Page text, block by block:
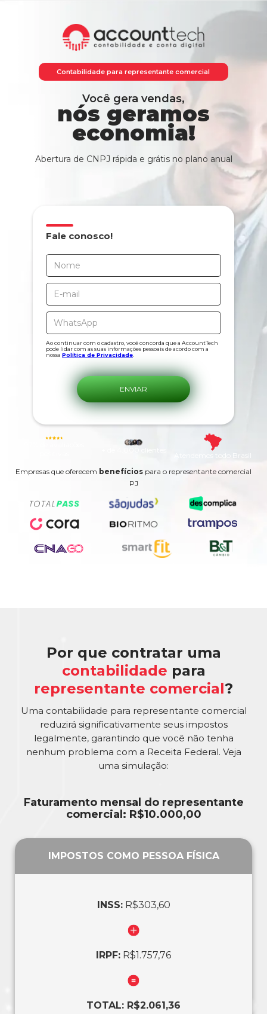
Contabilidade para representante comercial
Você gera vendas,
nós geramos
economia!
Abertura de CNPJ rápida e grátis no plano anual
Fale conosco!
Ao continuar com o cadastro, você concorda que a AccountTech
pode lidar com as suas informações pessoais de acordo com a
nossa Política de Privacidade.
Atendemos todo Brasil
Empresas que oferecem benefícios para o representante comercial
PJ
Por que contratar uma
contabilidade para
representante comercial?
Uma contabilidade para representante comercial
reduzirá significativamente seus impostos
legalmente, garantindo que você não tenha
nenhum problema com a Receita Federal. Veja
uma simulação:
Faturamento mensal do representante
comercial: R$10.000,00
IMPOSTOS COMO PESSOA FÍSICA
INSS:R$303,60
IRPF: R$1.757,76
TOTAL: R$2.061,36